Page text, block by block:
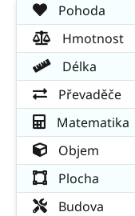
Pohoda
Hmotnost
Délka
Převaděče
Matematika
Objem
Plocha
Budova